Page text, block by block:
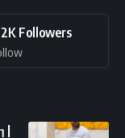
Followers